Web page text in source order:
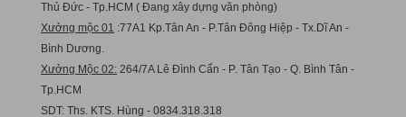
Thủ Đức - Tp.HCM ( Đang xây dựng văn phòng)
Xưởng mộc 01
:77A1 Kp.Tân An - P.Tân Đông Hiệp - Tx.Dĩ An -
Bình Dương.
Xưởng Mộc 02: 264/7A Lê Đình Cẩn - P. Tân Tạo - Q. Bình Tân -
Tp.HCM
SDT: Ths. KTS. Hùng - 0834.318.318